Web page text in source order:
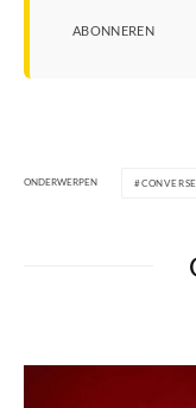
ABONNEREN
ONDERWERPEN CONVERSE